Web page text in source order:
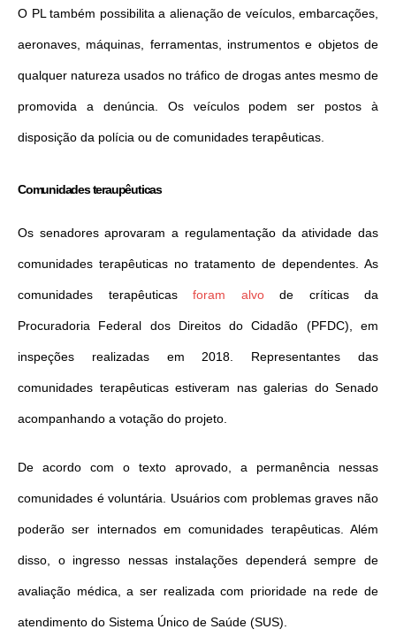
O PL também possibilita a alienação de veículos, embarcações,
aeronaves, máquinas, ferramentas, instrumentos e objetos de
qualquer natureza usados no tráfico de drogas antes mesmo de
promovida a denúncia. Os veículos podem ser postos à
disposição da polícia ou de comunidades terapêuticas.
Comunidades teraupêuticas
Os senadores aprovaram a regulamentação da atividade das
comunidades terapêuticas no tratamento de dependentes. As
comunidades terapêuticas foram alvode críticas da
Procuradoria Federal dos Direitos do Cidadão (PFDC), em
inspeções realizadas em 2018. Representantes das
comunidades terapêuticas estiveram nas galerias do Senado
acompanhando a votação do projeto.
De acordo com o texto aprovado, a permanência nessas
comunidades é voluntária. Usuários com problemas graves não
poderão ser internados em comunidades terapêuticas. Além
disso, o ingresso nessas instalações dependerá sempre de
avaliação médica, a ser realizada com prioridade na rede de
atendimento do Sistema Único de Saúde (SUS).